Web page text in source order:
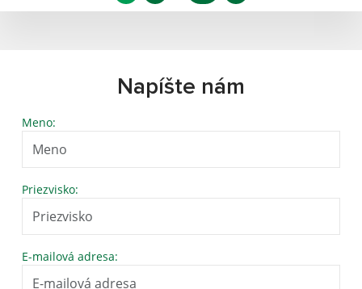
Napíšte nám
Meno:
Priezvisko:
E-mailová adresa: